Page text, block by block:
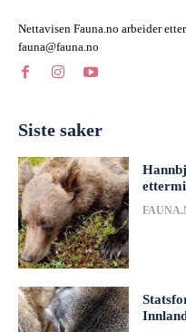
Nettavisen Fauna.no arbeider
fauna@fauna.no
Siste saker